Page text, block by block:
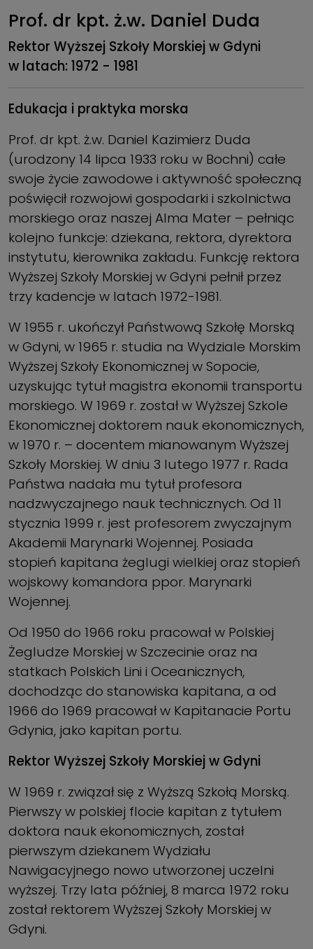
Prof. dr kpt. ż.w. Daniel Duda
Rektor Wyższej Szkoły Morskiej w Gdyni
w latach: 1972 - 1981
Edukacja i praktyka morska
Prof. dr kpt. ż.w. Daniel Kazimierz Duda
(urodzony 14 lipca 1933 roku w Bochni) całe
swoje życie zawodowe i aktywność społeczną
poświęcił rozwojowi gospodarki i szkolnic­twa
morskiego oraz naszej Alma Mater – pełniąc
kolejno funkcje: dziekana, rektora, dyrektora
insty­tutu, kierownika zakładu. Funkcję rektora
Wyższej Szkoły Morskiej w Gdyni pełnił przez
trzy kadencje w latach 1972-1981.
W 1955 r. ukończył Państwową Szkołę Morską
w Gdyni, w 1965 r. studia na Wydziale Morskim
Wyższej Szkoły Ekonomicznej w Sopocie,
uzyskując tytuł magistra ekonomii transportu
mor­skiego. W 1969 r. został w Wyższej Szkole
Ekonomicznej doktorem nauk ekonomicznych,
w 1970 r. – docentem mianowanym Wyższej
Szkoły Morskiej. W dniu 3 lutego 1977 r. Rada
Państwa nadała mu tytuł profesora
nadzwyczajnego nauk technicznych. Od 11
stycznia 1999 r. jest profesorem zwyczaj­nym
Akademii Marynarki Wojennej. Posiada
stopień kapitana żeglugi wielkiej oraz stopień
wojskowy komandora ppor. Marynarki
Wojennej.
Od 1950 do 1966 roku praco­wał w Polskiej
Żegludze Morskiej w Szczecinie oraz na
statkach Polskich Lini i Oceanicznych,
dochodząc do stanowiska kapi­tana, a od
1966 do 1969 pracował w Kapitanacie Portu
Gdynia, jako kapitan portu.
Rektor Wyższej Szkoły Morskiej w Gdyni
W 1969 r. związał się z Wyższą Szkołą Morską.
Pierwszy w polskiej flocie kapitan z tytułem
dok­tora nauk ekonomicznych, został
pierwszym dziekanem Wydziału
Nawigacyjnego nowo utworzonej uczelni
wyższej. Trzy lata później, 8 marca 1972 roku
został rektorem Wyższej Szkoły Morskiej w
Gdyni.